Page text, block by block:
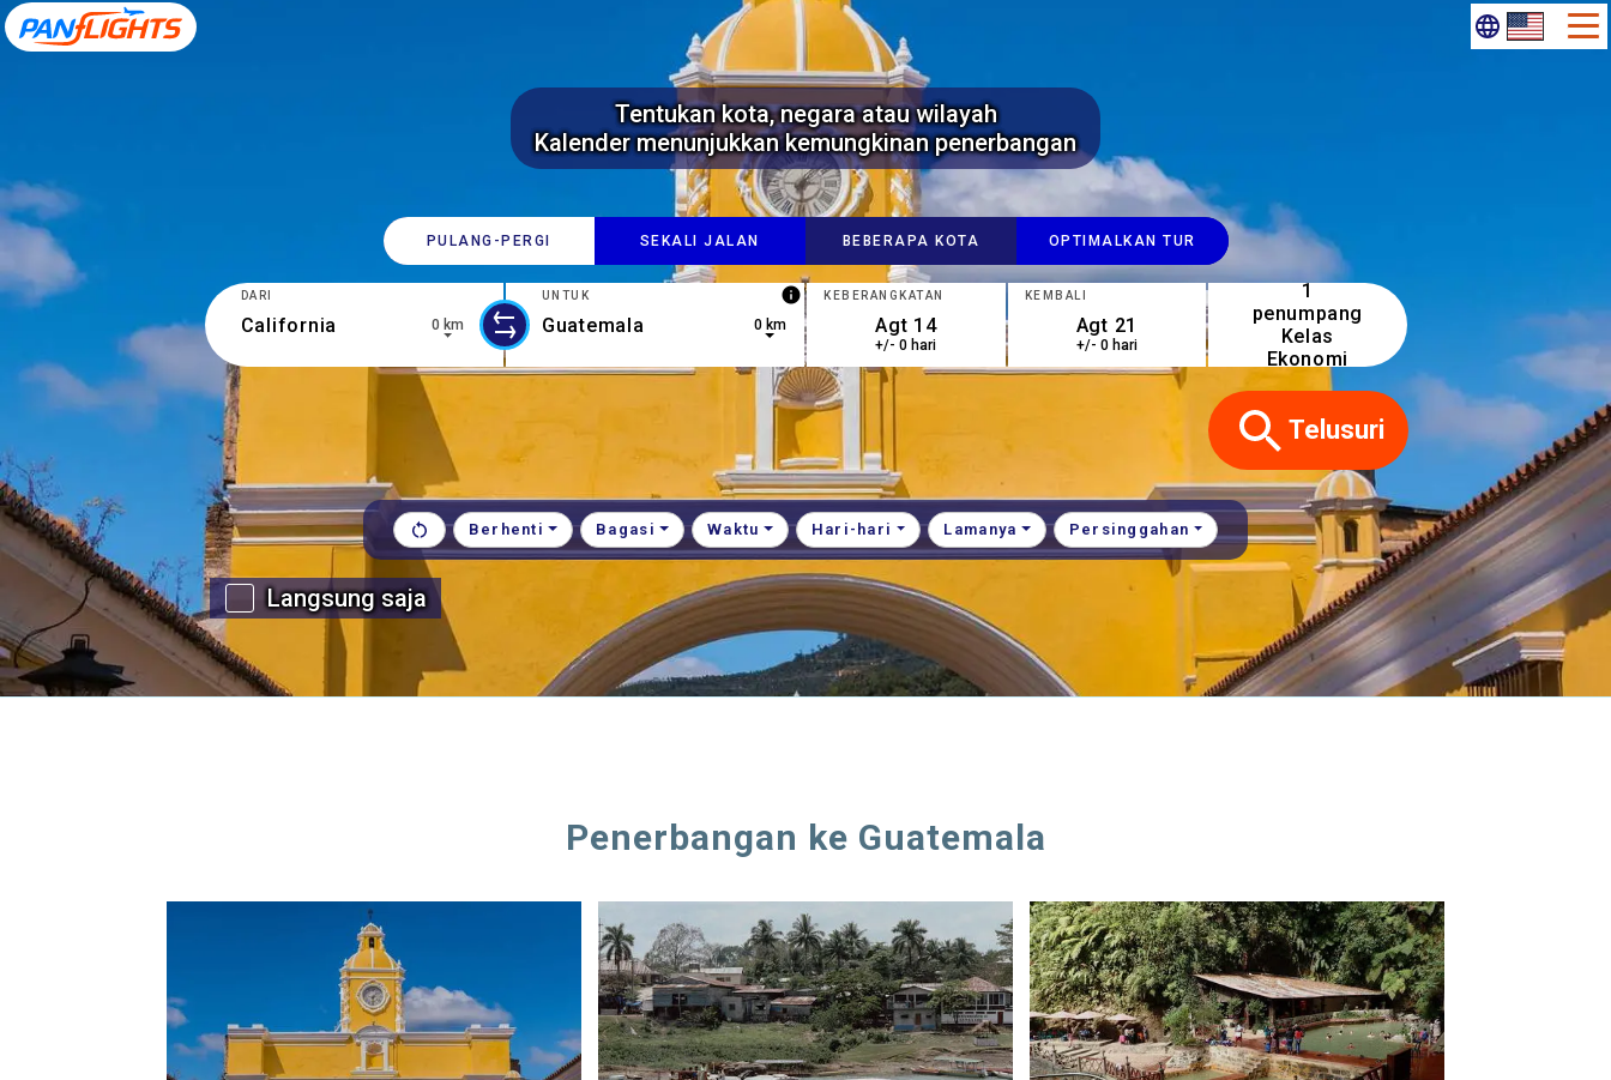
Tentukan kota, negara atau wilayah
Kalender menunjukkan kemungkinan penerbangan
PULANG-​PERGI SEKALI JALAN BEBERAPA KOTA OPTIMALKAN TUR
0 results are available, use up and down arrow keys to navigate.
DARI
0 km
10 results are available, use up and down arrow keys to navigate.
UNTUK info
0 km
KEBERANGKATAN
+/- 0 hari
KEMBALI
+/- 0 hari
1
penumpang
Kelas
Ekonomi
Telusuri
Berhenti Bagasi Waktu Hari-hari Lamanya Persinggahan
Langsung saja
Penerbangan ke Guatemala